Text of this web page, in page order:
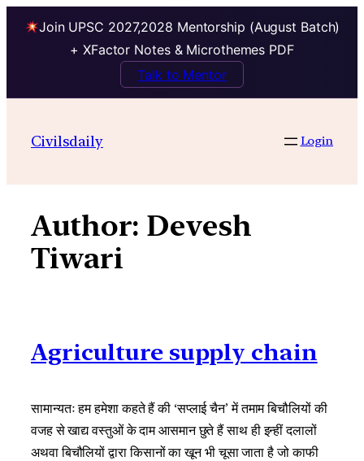
Join UPSC 2027,2028 Mentorship (August Batch)
+ XFactor Notes & Microthemes PDF
Talk to Mentor
contentCivilsdaily Login
Author: Devesh
Tiwari
Agriculture supply chain
सामान्यतः हम हमेशा कहते हैं की ‘सप्लाई चैन’ में तमाम बिचौलियों की
वजह से खाद्य वस्तुओं के दाम आसमान छुते हैं साथ ही इन्हीं दलालों
अथवा बिचौलियों द्वारा किसानों का खून भी चूसा जाता है जो काफी